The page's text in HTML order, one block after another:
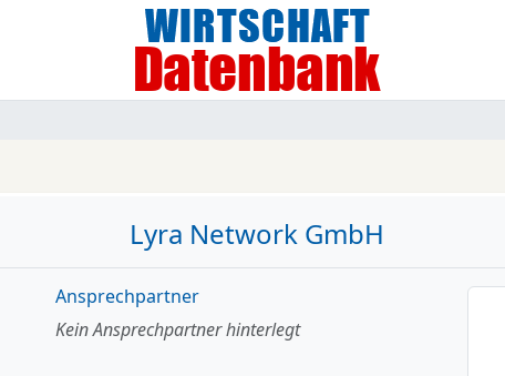
Lyra Network GmbH
Ansprechpartner
Kein Ansprechpartner hinterlegt